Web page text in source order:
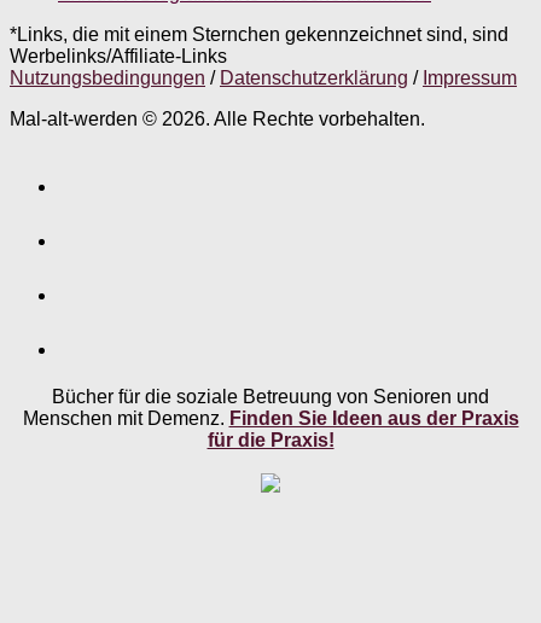
*Links, die mit einem Sternchen gekennzeichnet sind, sind
Werbelinks/Affiliate-Links
Nutzungsbedingungen / Datenschutzerklärung / Impressum
Mal-alt-werden © 2026. Alle Rechte vorbehalten.
Bücher für die soziale Betreuung von Senioren und
Menschen mit Demenz. Finden Sie Ideen aus der Praxis
für die Praxis!